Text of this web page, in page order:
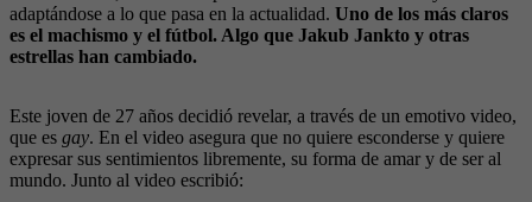
adaptándose a lo que pasa en la actualidad. Uno de los más claros
es el machismo y el fútbol. Algo que Jakub Jankto y otras
estrellas han cambiado.
Este joven de 27 años decidió revelar, a través de un emotivo video,
que es gay. En el video asegura que no quiere esconderse y quiere
expresar sus sentimientos libremente, su forma de amar y de ser al
mundo. Junto al video escribió: